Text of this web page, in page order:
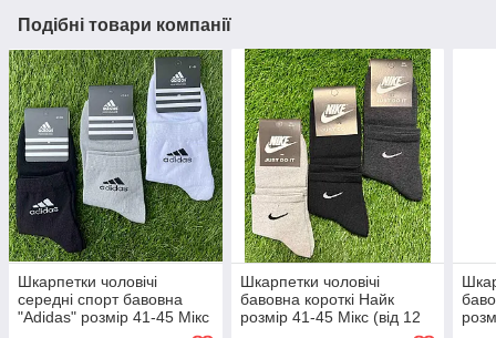
Подібні товари компанії
Шкарпетки чоловічі
середні спорт бавовна
"Adidas" розмір 41-45 Мікс
Шкарпетки чоловічі
бавовна короткі Найк
розмір 41-45 Мікс (від 12